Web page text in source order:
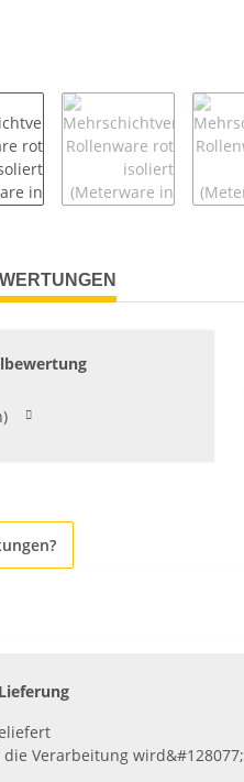
Verarbeitung wird&#128077;